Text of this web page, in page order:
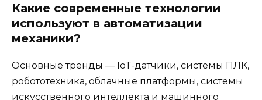
Какие современные технологии
используют в автоматизации
механики?
Основные тренды — IoT-датчики, системы ПЛК,
робототехника, облачные платформы, системы
искусственного интеллекта и машинного